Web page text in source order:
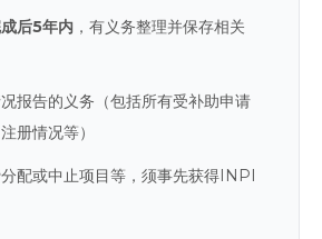
后5年内 ，有义务整理并保存相关
报告的义务（包括所有受补助申请
册情况等）
配或中止项目等，须事先获得INPI